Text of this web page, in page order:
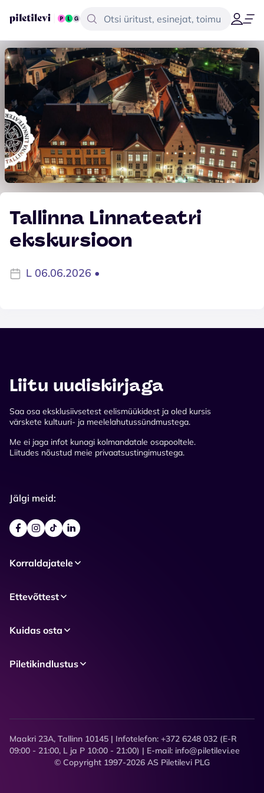
Tallinna Linnateatri
ekskursioon
L 06.06.2026 •
Liitu uudiskirjaga
Saa osa eksklusiivsetest eelismüükidest ja oled kursis
värskete kultuuri- ja meelelahutussündmustega.
Me ei jaga infot kunagi kolmandatale osapooltele.
Liitudes nõustud meie privaatsustingimustega.
Jälgi meid:
Korraldajatele
Ettevõttest
Kuidas osta
Piletikindlustus
Maakri 23A, Tallinn 10145 | Infotelefon: +372 6248 032 (E-R
09:00 - 21:00, L ja P 10:00 - 21:00) | E-mail: info@piletilevi.ee
© Copyright 1997-2026 AS Piletilevi PLG